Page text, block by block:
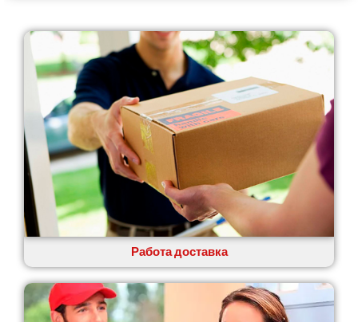
Фонтанка
Гатное
Глеваха
Горишние Плавни
Гостомель
Харьков
Херсон
Хмельницкий
Хмельник
Ирпень
Ивано-Франковск
Измаил
Кагарлык
Калуш
Каменец-Подольский
Работа доставка